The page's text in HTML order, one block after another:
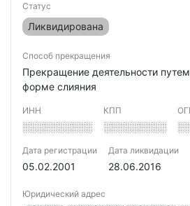
Статус
Ликвидирована
Способ прекращения
Прекращение деятельности
форме слияния
ИНН
░░░░░░░░░░
КПП
░░░░░░░░░
Дата регистрации
05.02.2001
Дата ликвидации
28.06.2016
Юридический адрес